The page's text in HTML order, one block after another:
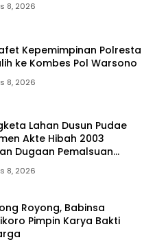
8, 2026
Kepemimpinan Polresta
ke Kombes Pol Warsono
8, 2026
Lahan Dusun Pudae
Akte Hibah 2003
Dugaan Pemalsuan
8, 2026
Royong, Babinsa
Pimpin Karya Bakti